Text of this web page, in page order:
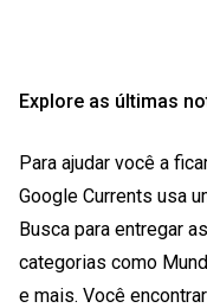
Explore as últimas
Para ajudar você a
Google Currents usa
Busca para entregar
categorias como
e mais. Você